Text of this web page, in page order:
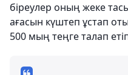
біреулер оның жеке
ағасын күштеп ұстап
500 мың теңге талап